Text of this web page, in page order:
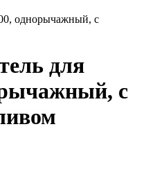
однорычажный, с
для
с